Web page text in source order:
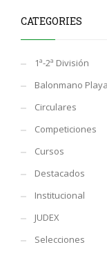
CATEGORIES
1ª-2ª División
Balonmano Playa
Circulares
Competiciones
Cursos
Destacados
Institucional
JUDEX
Selecciones